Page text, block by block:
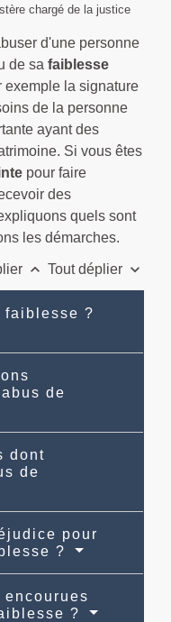
chargé de la justice
d'une personne
de sa faiblesse
exemple la signature
de la personne
ayant des
Si vous êtes
pour faire
des
quels sont
les démarches.
keyboard_arrow_up Tout déplier keyboard_arrow_down
faiblesse ?
de
dont
de
pour
?
?